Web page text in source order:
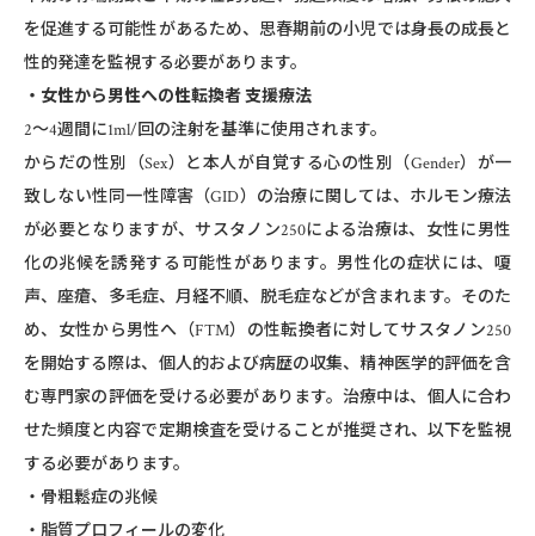
を促進する可能性があるため、思春期前の小児では身長の成長と
性的発達を監視する必要があります。
・女性から男性への性転換者 支援療法
2〜4週間に1ml/回の注射を基準に使用されます。
からだの性別（Sex）と本人が自覚する心の性別（Gender）が一
致しない性同一性障害（GID）の治療に関しては、ホルモン療法
が必要となりますが、サスタノン250による治療は、女性に男性
化の兆候を誘発する可能性があります。男性化の症状には、嗄
声、座瘡、多毛症、月経不順、脱毛症などが含まれます。そのた
め、女性から男性へ（FTM）の性転換者に対してサスタノン250
を開始する際は、個人的および病歴の収集、精神医学的評価を含
む専門家の評価を受ける必要があります。治療中は、個人に合わ
せた頻度と内容で定期検査を受けることが推奨され、以下を監視
する必要があります。
・骨粗鬆症の兆候
・脂質プロフィールの変化